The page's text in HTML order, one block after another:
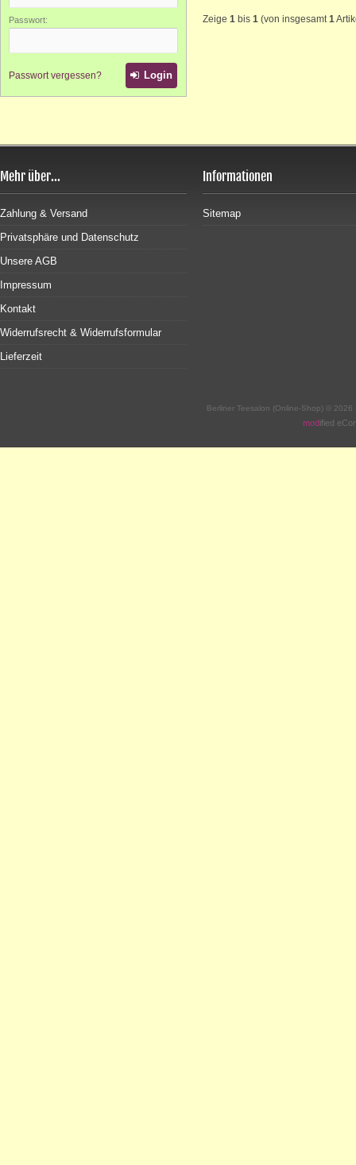
Passwort:
Passwort vergessen? Login
Zeige 1 bis 1 (von insgesamt1
Mehr über...
Zahlung & Versand
Privatsphäre und Datenschutz
Unsere AGB
Impressum
Kontakt
Widerrufsrecht & Widerrufsformular
Lieferzeit
Informationen
Sitemap
Berliner Teesalon (Online-Shop) ©
modified